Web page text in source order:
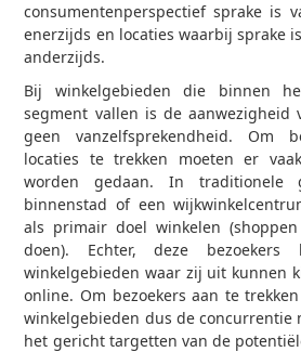
consumentenperspectief sprake is
enerzijds en locaties waarbij sprake
anderzijds.
Bij winkelgebieden die binnen
segment vallen is de aanwezigheid
geen vanzelfsprekend­heid. Om
locaties te trekken moeten er
worden gedaan. In traditionele
binnenstad of een
als primair doel winkelen
doen). Echter, deze bezoekers
winkelgebieden waar zij uit kunnen
online. Om bezoekers aan te
winkelgebieden dus de concurrentie
het gericht targetten van de